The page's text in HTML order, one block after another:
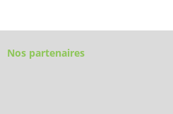
Nos partenaires